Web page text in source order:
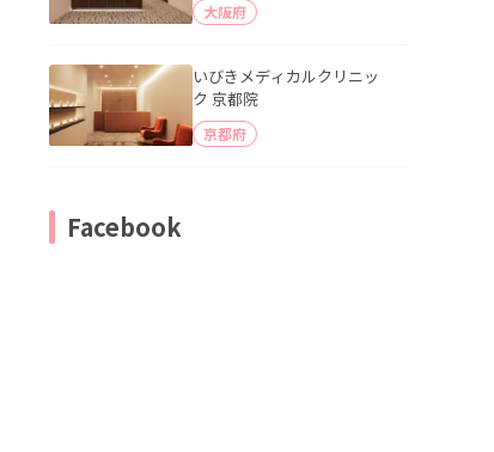
大阪府
いびきメディカルクリニッ
ク 京都院
京都府
Facebook